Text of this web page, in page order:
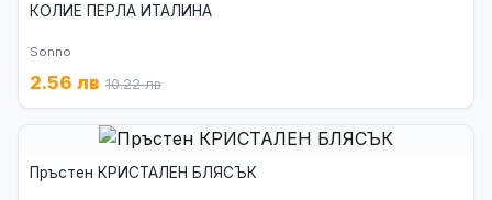
КОЛИЕ ПЕРЛА ИТАЛИНА
Sonno
2.56 лв 10.22 лв
Пръстен КРИСТАЛЕН БЛЯСЪК